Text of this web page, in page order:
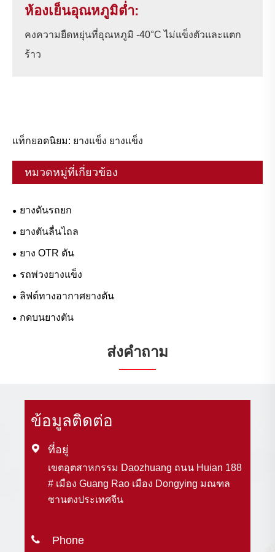
ห้องเย็นอุณหภูมิต่ำ:
คงความยืดหยุ่นที่อุณหภูมิ -40°C ไม่แข็งตัวและแตก
ร้าว
แท็กยอดนิยม: ยางแข็ง ยางแข็ง
หมวดหมู่ที่เกี่ยวข้อง
ยางตันรถยก
ยางตันลื่นไถล
ยาง OTR ตัน
รถพ่วงยางแข็ง
ลิฟต์ทางอากาศยางตัน
กดบนยางตัน
ส่งคำถาม
ข้อมูลติดต่อ
 ที่อยู่
เขตอุตสาหกรรม Daozhuang ถนน Huian 188
# เมือง Guang Rao เมือง Dongying มณฑล
ซานตงประเทศจีน
